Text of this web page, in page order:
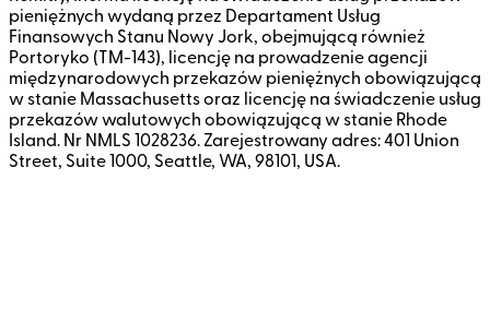
pieniężnych wydaną przez Departament Usług
Finansowych Stanu Nowy Jork, obejmującą również
Portoryko (TM-143), licencję na prowadzenie agencji
międzynarodowych przekazów pieniężnych obowiązującą
w stanie Massachusetts oraz licencję na świadczenie usług
przekazów walutowych obowiązującą w stanie Rhode
Island. Nr NMLS 1028236. Zarejestrowany adres: 401 Union
Street, Suite 1000, Seattle, WA, 98101, USA.